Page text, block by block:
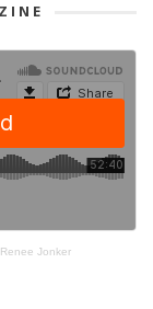
Jonker